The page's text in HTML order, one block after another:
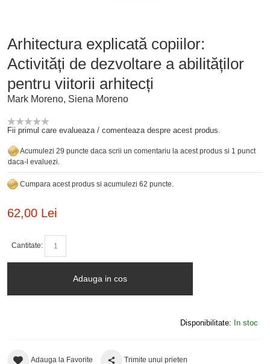
Arhitectura explicată copiilor:
Activități de dezvoltare a abilităților
pentru viitorii arhitecți
Mark Moreno, Siena Moreno
Fii primul care evalueaza / comenteaza despre acest produs.
Acumulezi 29 puncte daca scrii un comentariu la acest produs si 1 punct
daca-l evaluezi.
Cumpara acest produs si acumulezi 62 puncte.
62,00 Lei
Cantitate:
Adauga in cos
Disponibilitate: In stoc
Adauga la Favorite Trimite unui prieten